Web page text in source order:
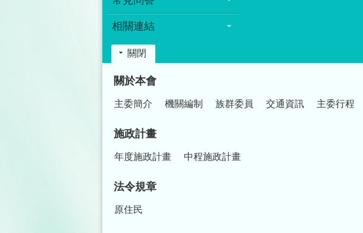
相關連結
關閉
關於本會
主委簡介 機關編制 族群委員 交通資訊 主委行程
施政計畫
年度施政計畫 中程施政計畫
法令規章
原住民